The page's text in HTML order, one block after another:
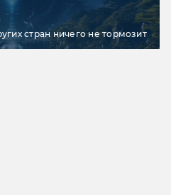
стран ничего не тормозит